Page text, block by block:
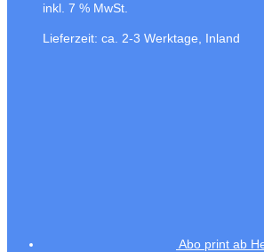
inkl. 7 % MwSt.
Lieferzeit: ca. 2-3 Werktage, Inland
Abo print ab